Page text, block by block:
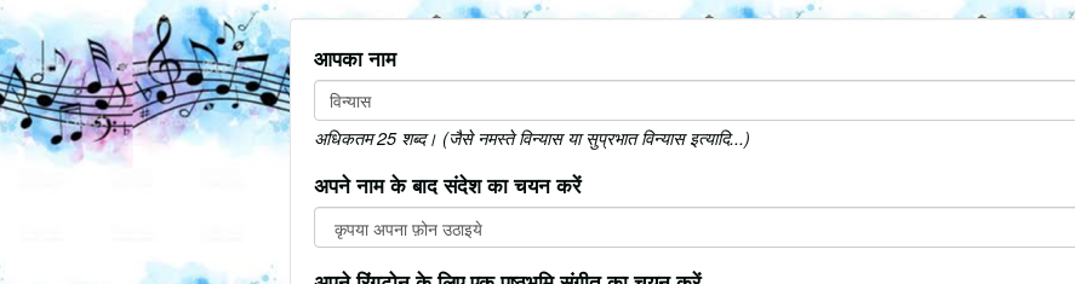
आपका नाम
अधिकतम 25 शब्द। (जैसे नमस्ते विन्यास या सुप्रभात विन्यास इत्यादि...)
अपने नाम के बाद संदेश का चयन करें